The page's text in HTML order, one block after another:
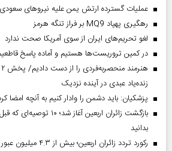
عملیات گسترده ارتش یمن علیه نیروهای سعودی
رهگیری پهپاد MQ9 بر فراز تنگه هرمز
لغو تحریم‌های ایران از سوی آمریکا صحت ندارد
در کمین تروریست‌ها هستیم و آماده پاسخ
زنده‌یاد عبدی در آینده نزدیک
پزشکیان: باید دشمن را وادار کنیم به آنچه امضا
بازگشت زائران اربعین آغاز
بدانید
رکورد تردد زائران